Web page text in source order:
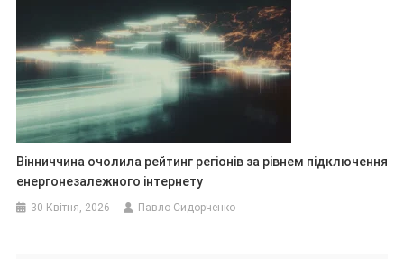
Вінниччина очолила рейтинг регіонів за рівнем підключення
енергонезалежного інтернету
30 Квітня, 2026 Павло Сидорченко